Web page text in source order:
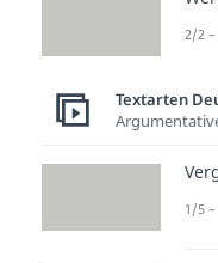
2/2
Textarten
1/5